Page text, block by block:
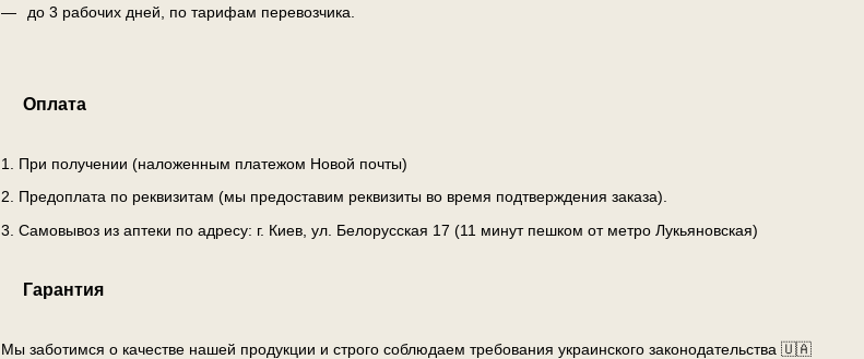
до 3 рабочих дней, по тарифам перевозчика.
Оплата
1. При получении (наложенным платежом Новой почты)
2. Предоплата по реквизитам (мы предоставим реквизиты во время подтверждения заказа).
3. Самовывоз из аптеки по адресу: г. Киев, ул. Белорусская 17 (11 минут пешком от метро Лукьяновская)
Гарантия
Мы заботимся о качестве нашей продукции и строго соблюдаем требования украинского законодательства 🇺🇦